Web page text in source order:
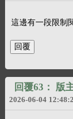
這邊有一段限制
回覆63： 版
2026-06-04